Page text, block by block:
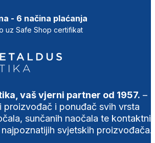
- 6 načina plaćanja
uz Safe Shop certifikat
vaš vjerni partner od 1957. –
proizvođač i ponuđač svih vrsta
sunčanih naočala te
svjetskih proizvođača.